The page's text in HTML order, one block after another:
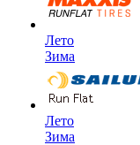
Лето
Зима
Лето
Зима